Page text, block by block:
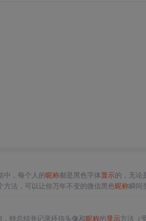
中，每个人的昵称都是黑色字体显示的，无论
法，可以让你万年不变的微信黑色昵称瞬间
环信，特总结并记录环信头像和昵称的显示方法（